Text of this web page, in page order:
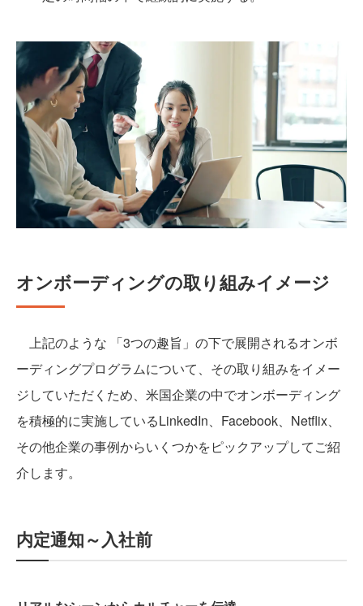
オンボーディングの取り組みイメージ
上記のような 「3つの趣旨」の下で展開されるオンボ
ーディングプログラムについて、その取り組みをイメー
ジしていただくため、米国企業の中でオンボーディング
を積極的に実施しているLinkedIn、Facebook、Netflix、
その他企業の事例からいくつかをピックアップしてご紹
介します。
内定通知～入社前